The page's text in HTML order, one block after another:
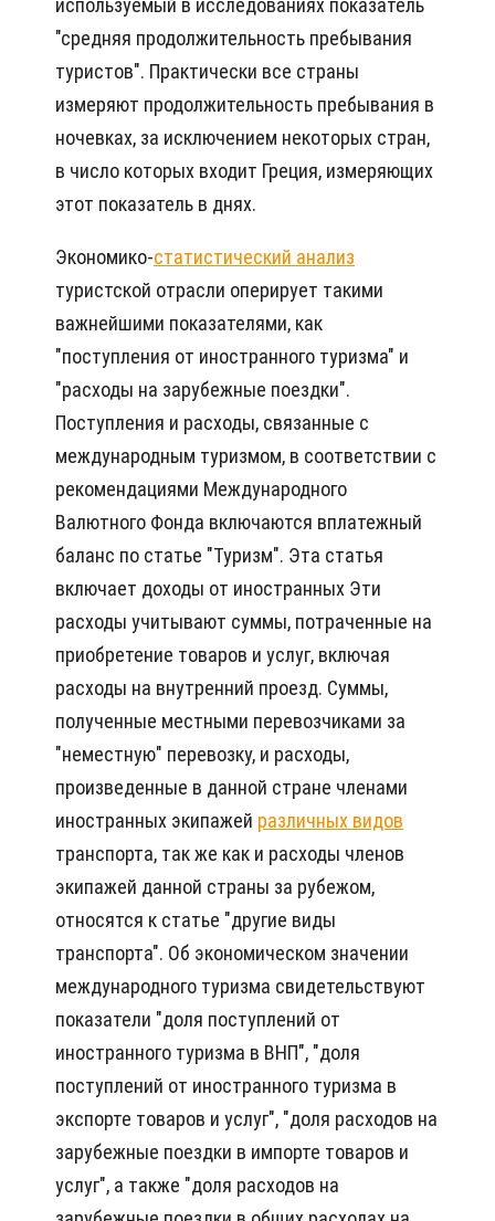
используемый в исследованиях показатель
"средняя продолжительность пребывания
туристов". Практически все страны
измеряют продолжительность пребывания в
ночевках, за исключением некоторых стран,
в число которых входит Греция, измеряющих
этот показатель в днях.
Экономико-статистический анализ
туристской отрасли оперирует такими
важнейшими показателями, как
"поступления от иностранного туризма" и
"расходы на зарубежные поездки".
Поступления и расходы, связанные с
международным туризмом, в соответствии с
рекомендациями Международного
Валютного Фонда включаются вплатежный
баланс по статье "Туризм". Эта статья
включает доходы от иностранных Эти
расходы учитывают суммы, потраченные на
приобретение товаров и услуг, включая
расходы на внутренний проезд. Суммы,
полученные местными перевозчиками за
"неместную" перевозку, и расходы,
произведенные в данной стране членами
иностранных экипажей различных видов
транспорта, так же как и расходы членов
экипажей данной страны за рубежом,
относятся к статье "другие виды
транспорта". Об экономическом значении
международного туризма свидетельствуют
показатели "доля поступлений от
иностранного туризма в ВНП", "доля
поступлений от иностранного туризма в
экспорте товаров и услуг", "доля расходов на
зарубежные поездки в импорте товаров и
услуг", а также "доля расходов на